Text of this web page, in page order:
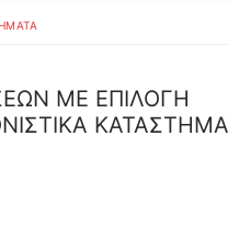
ΜΕ ΕΠΙΛΟΓΗ